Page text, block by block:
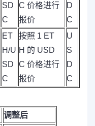
SD
C
C 价格进行
报价
D
C
ET
H/U
SD
C
按照 1 ET
H 的 USD
C 价格进行
报价
U
S
D
C
调整后